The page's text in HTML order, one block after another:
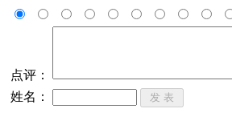
点评：
姓名：